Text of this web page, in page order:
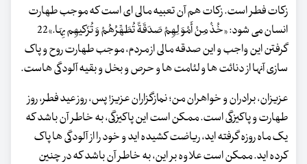
زکات فطر است. زکات هم آن تعبیه مالی ای است که موجب طهارت
انسان می شود: «خُذْ مِنْ أَمْوَ لِهِمْ صَدَقَةً تُطَهِّرُهُمْ وَ تُزَکیهِم بِهَا.»22
گرفتن این واجب و این صدقه مالی از مردم، موجب طهارت روح و پاک
سازی آنها از دنائت ها و لئامت ها و حرص و بخل و بقیه آلودگی هاست.
عزیزان، برادران و خواهران من؛ نمازگزاران عزیز! پس، روز عید فطر، روز
طهارت و پاکیزگی است. ممکن است این پاکیزگی، به خاطر آن باشد که
یک ماه روزه گرفته اید، ریاضت کشیده اید و خود را از آلودگی ها پاک
کرده اید. ممکن است علاوه بر این، به خاطر آن باشد که در چنین